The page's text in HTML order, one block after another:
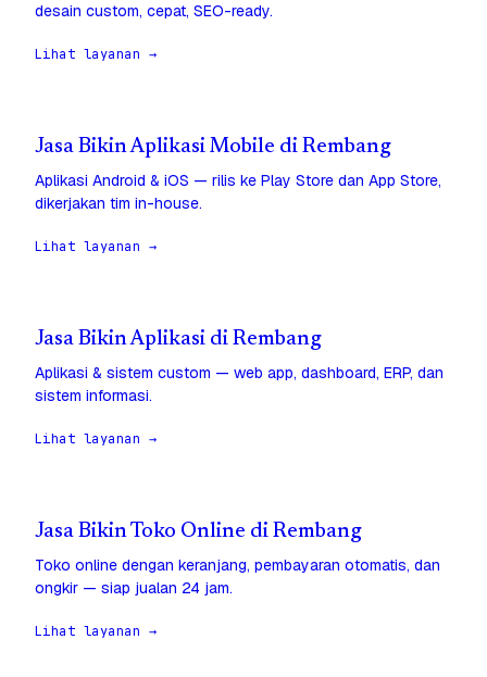
desain custom, cepat, SEO-ready.
Lihat layanan →
Jasa Bikin Aplikasi Mobile di Rembang
Aplikasi Android & iOS — rilis ke Play Store dan App Store,
dikerjakan tim in-house.
Lihat layanan →
Jasa Bikin Aplikasi di Rembang
Aplikasi & sistem custom — web app, dashboard, ERP, dan
sistem informasi.
Lihat layanan →
Jasa Bikin Toko Online di Rembang
Toko online dengan keranjang, pembayaran otomatis, dan
ongkir — siap jualan 24 jam.
Lihat layanan →